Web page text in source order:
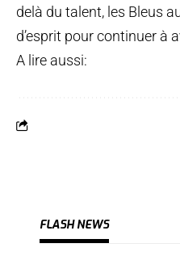
delà du talent, les Bleus
d’esprit pour continuer à
A lire aussi:
FLASH NEWS